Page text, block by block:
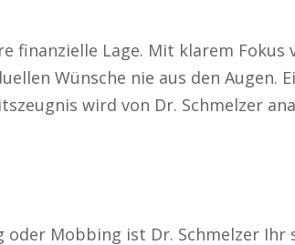
finanzielle Lage. Mit klarem
Wünsche nie aus den Augen.
wird von Dr. Schmelzer
Mobbing ist Dr. Schmelzer Ihr